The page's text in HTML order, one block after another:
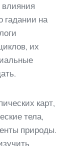
влияния
гадании на
их
карт,
тела,
природы.